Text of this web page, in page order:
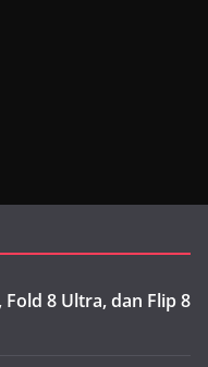
Fold 8 Ultra, dan Flip 8